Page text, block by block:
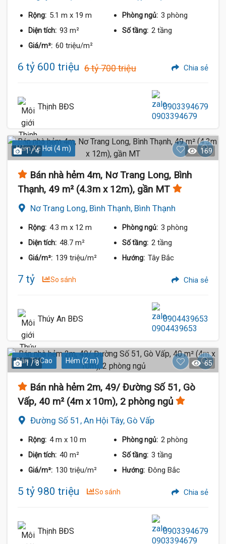
Rộng: 5.1 m x 19 m Phòng ngủ: 3 phòng
Diện tích: 93 m² Số tầng: 2 tầng
Giá/m²: 60 triệu/m²
6 tỷ 600 triệu 6 tỷ 700 triệu Chia sẻ
Thịnh BĐS 0903394679
Hẻm Xe Hơi (4 m)
1 / 4 169
Bán nhà hẻm 4m, Nơ Trang Long, Bình
Thạnh, 49 m² (4.3m x 12m), gần MT
Nơ Trang Long, Bình Thạnh, Bình Thạnh
Rộng: 4.3 m x 12 m Phòng ngủ: 3 phòng
Diện tích: 48.7 m² Số tầng: 2 tầng
Giá/m²: 139 triệu/m² Hướng: Tây Bắc
7 tỷ So sánh Chia sẻ
Thúy An BĐS 0904439653
Dân Trí Cao Hẻm (2 m)
1 / 8 65
Bán nhà hẻm 2m, 49/ Đường Số 51, Gò
Vấp, 40 m² (4m x 10m), 2 phòng ngủ
Đường Số 51, An Hội Tây, Gò Vấp
Rộng: 4 m x 10 m Phòng ngủ: 2 phòng
Diện tích: 40 m² Số tầng: 3 tầng
Giá/m²: 130 triệu/m² Hướng: Đông Bắc
5 tỷ 980 triệu So sánh Chia sẻ
Thịnh BĐS 0903394679